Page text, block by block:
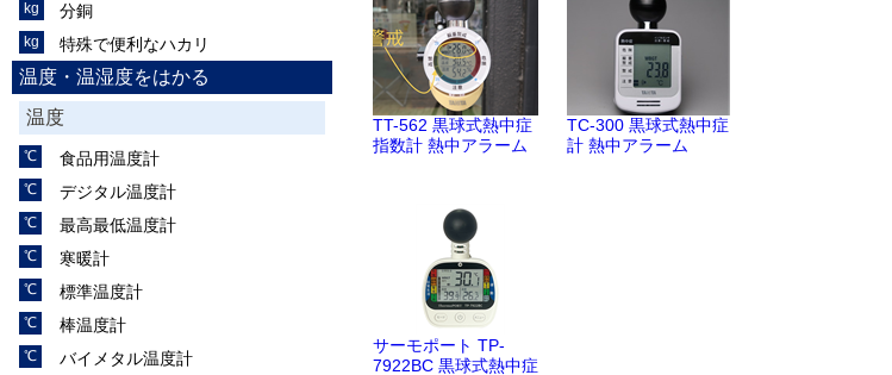
TT-562 黒球式熱中症
指数計 熱中アラーム
TC-300 黒球式熱中症
計 熱中アラーム
サーモポート TP-
7922BC 黒球式熱中症
分銅
特殊で便利なハカリ
温度・温湿度をはかる
温度
食品用温度計
デジタル温度計
最高最低温度計
寒暖計
標準温度計
棒温度計
バイメタル温度計